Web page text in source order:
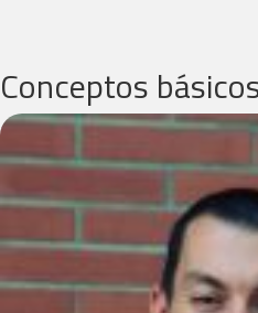
Conceptos